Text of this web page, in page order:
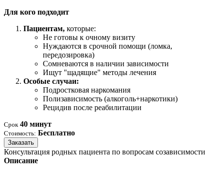
Для кого подходит
Пациентам, которые:
Не готовы к очному визиту
Нуждаются в срочной помощи (ломка,
передозировка)
Сомневаются в наличии зависимости
Ищут "щадящие" методы лечения
Особые случаи:
Подростковая наркомания
Полизависимость (алкоголь+наркотики)
Рецидив после реабилитации
Срок 40 минут
Стоимость: Бесплатно
Заказать
Консультация родных пациента по вопросам созависимости
Описание